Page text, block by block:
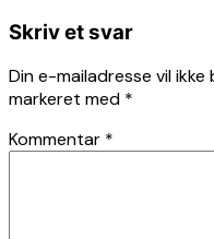
Skriv et svar
Din e-mailadresse vil
markeret med *
Kommentar *